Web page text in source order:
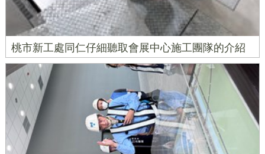
桃市新工處同仁仔細聽取會展中心施工團隊的介紹